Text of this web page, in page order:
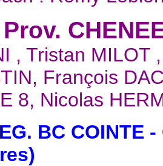
, Tristan MILOT
François
8, Nicolas
BC COINTE